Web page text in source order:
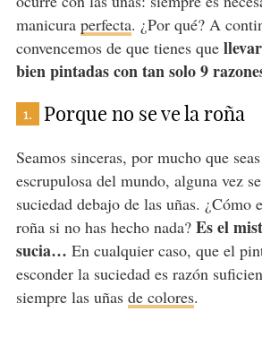
manicura perfecta. ¿Por qué? A
convencemos de que tienes que
bien pintadas con tan solo 9
1. Porque no se ve la roña
Seamos sinceras, por mucho que
escrupulosa del mundo, alguna vez
suciedad debajo de las uñas. ¿Cómo
roña si no has hecho nada?Es el
sucia… En cualquier caso, que el
esconder la suciedad es razón
siempre las uñas de colores.